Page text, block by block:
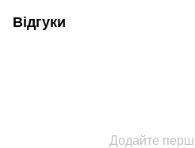
Відгуки
Додайте